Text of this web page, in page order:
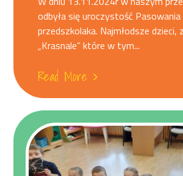
odbyła się uroczystość Pasowania
przedszkolaka. Najmłodsze dzieci,
„Krasnale” które w tym...
Read More